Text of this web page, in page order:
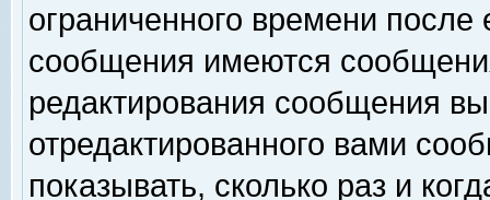
ограниченного времени
сообщения имеются
редактирования сообщения
отредактированного вами
показывать, сколько раз и